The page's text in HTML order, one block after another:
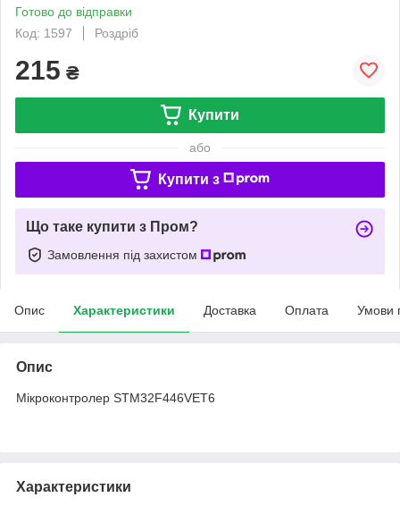
Готово до відправки
Код: 1597
Роздріб
215 ₴
Купити
або
Купити з
Що таке купити з Пром?
Замовлення під захистом
Опис Характеристики Доставка Оплата Умови
Опис
Мікроконтролер STM32F446VET6
Характеристики